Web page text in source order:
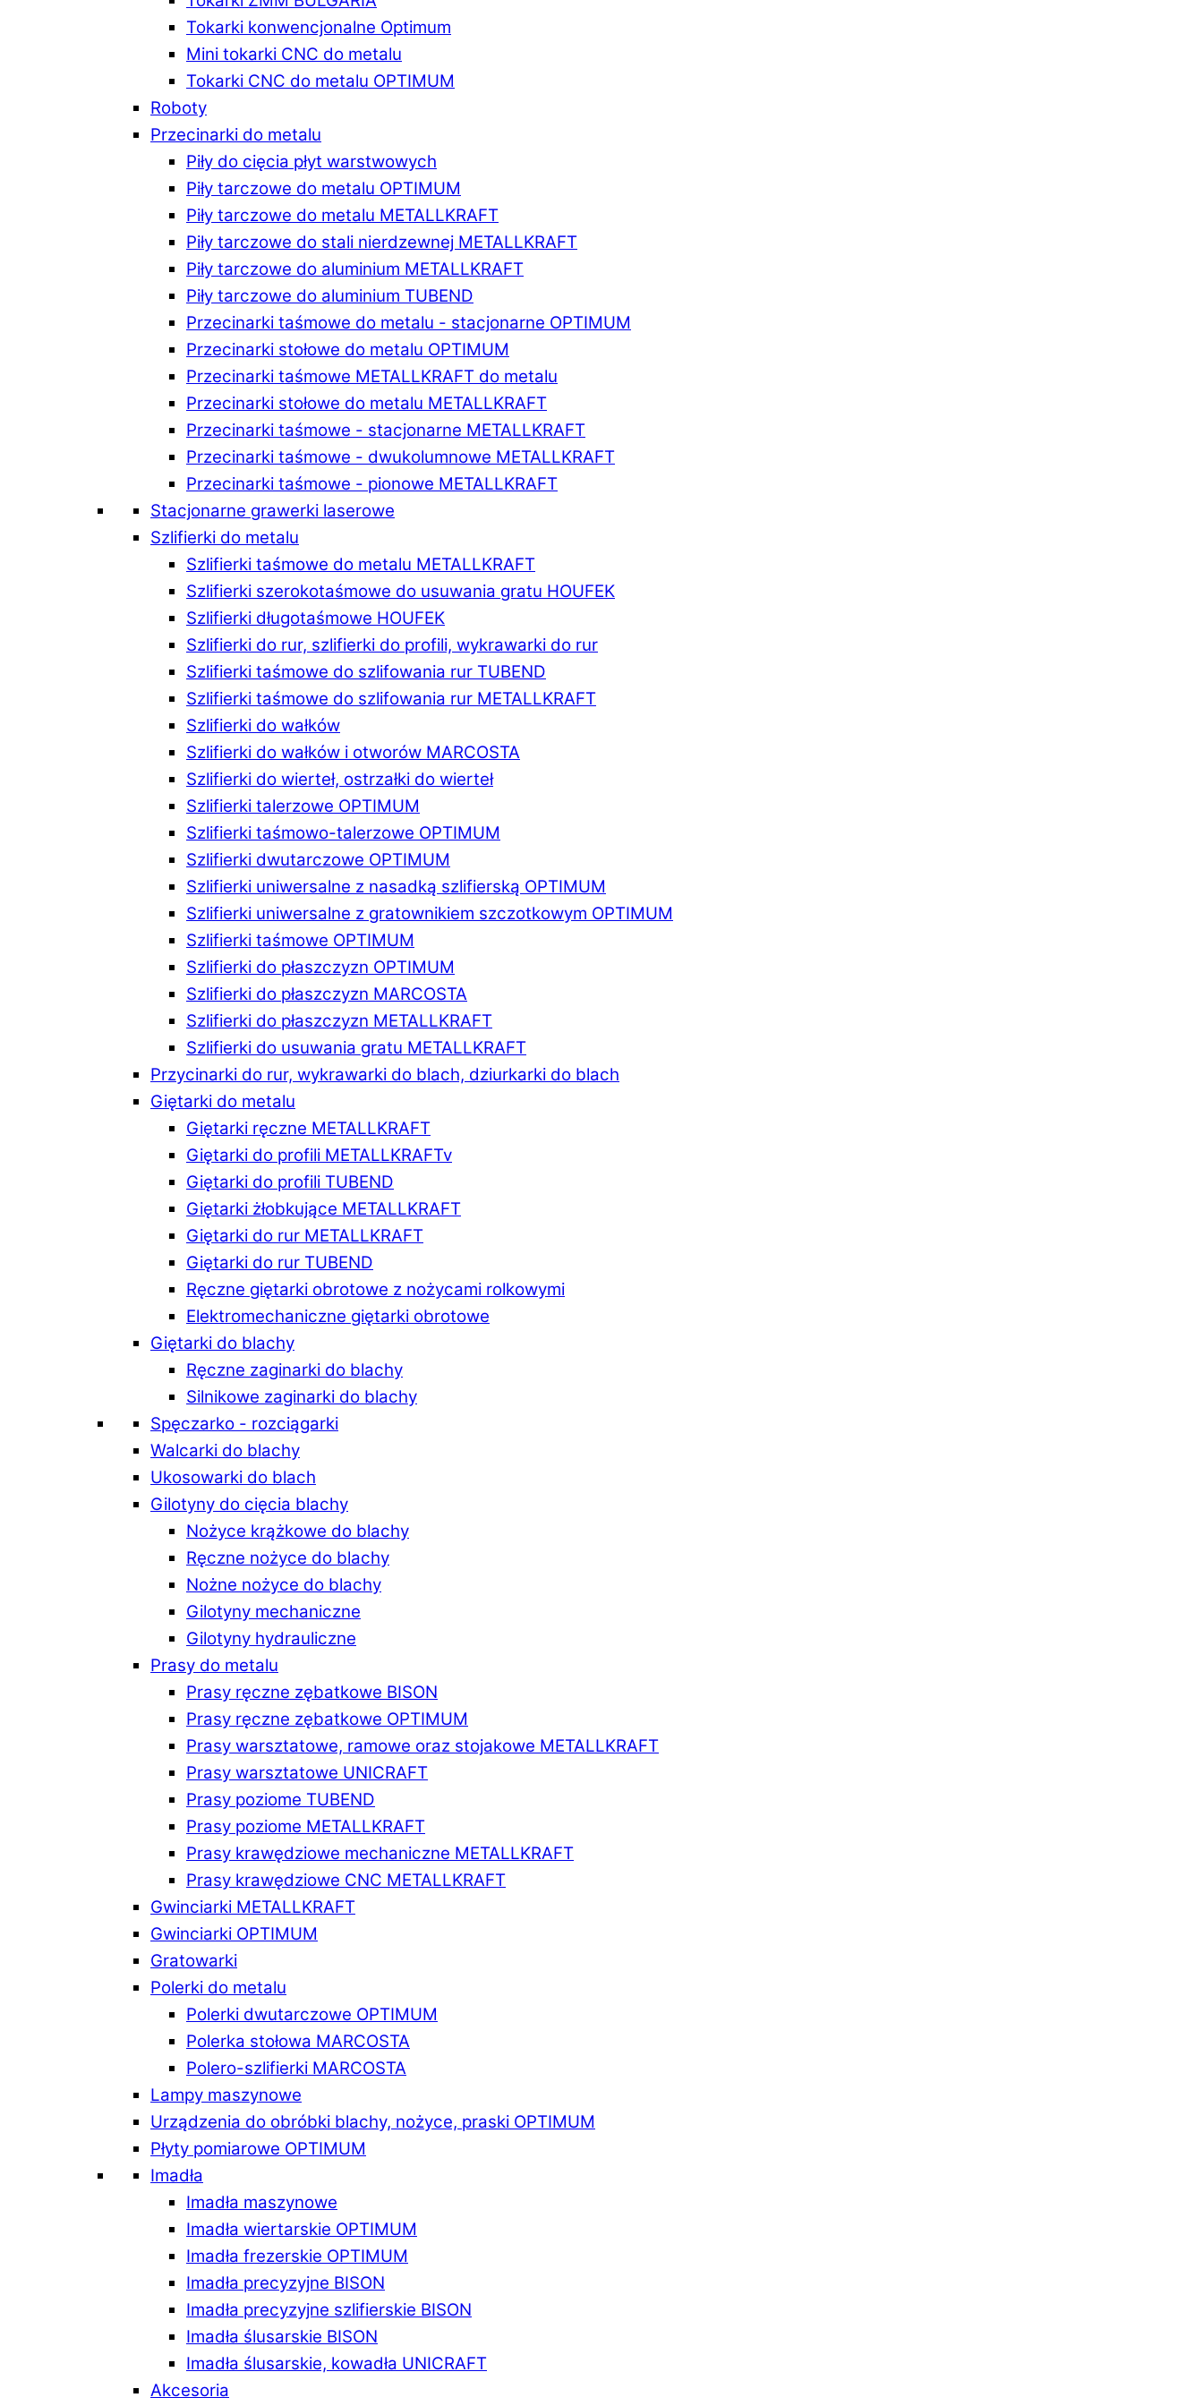
Tokarki konwencjonalne Optimum
Mini tokarki CNC do metalu
Tokarki CNC do metalu OPTIMUM
Roboty
Przecinarki do metalu
Piły do cięcia płyt warstwowych
Piły tarczowe do metalu OPTIMUM
Piły tarczowe do metalu METALLKRAFT
Piły tarczowe do stali nierdzewnej METALLKRAFT
Piły tarczowe do aluminium METALLKRAFT
Piły tarczowe do aluminium TUBEND
Przecinarki taśmowe do metalu - stacjonarne OPTIMUM
Przecinarki stołowe do metalu OPTIMUM
Przecinarki taśmowe METALLKRAFT do metalu
Przecinarki stołowe do metalu METALLKRAFT
Przecinarki taśmowe - stacjonarne METALLKRAFT
Przecinarki taśmowe - dwukolumnowe METALLKRAFT
Przecinarki taśmowe - pionowe METALLKRAFT
Stacjonarne grawerki laserowe
Szlifierki do metalu
Szlifierki taśmowe do metalu METALLKRAFT
Szlifierki szerokotaśmowe do usuwania gratu HOUFEK
Szlifierki długotaśmowe HOUFEK
Szlifierki do rur, szlifierki do profili, wykrawarki do rur
Szlifierki taśmowe do szlifowania rur TUBEND
Szlifierki taśmowe do szlifowania rur METALLKRAFT
Szlifierki do wałków
Szlifierki do wałków i otworów MARCOSTA
Szlifierki do wierteł, ostrzałki do wierteł
Szlifierki talerzowe OPTIMUM
Szlifierki taśmowo-talerzowe OPTIMUM
Szlifierki dwutarczowe OPTIMUM
Szlifierki uniwersalne z nasadką szlifierską OPTIMUM
Szlifierki uniwersalne z gratownikiem szczotkowym OPTIMUM
Szlifierki taśmowe OPTIMUM
Szlifierki do płaszczyzn OPTIMUM
Szlifierki do płaszczyzn MARCOSTA
Szlifierki do płaszczyzn METALLKRAFT
Szlifierki do usuwania gratu METALLKRAFT
Przycinarki do rur, wykrawarki do blach, dziurkarki do blach
Giętarki do metalu
Giętarki ręczne METALLKRAFT
Giętarki do profili METALLKRAFTv
Giętarki do profili TUBEND
Giętarki żłobkujące METALLKRAFT
Giętarki do rur METALLKRAFT
Giętarki do rur TUBEND
Ręczne giętarki obrotowe z nożycami rolkowymi
Elektromechaniczne giętarki obrotowe
Giętarki do blachy
Ręczne zaginarki do blachy
Silnikowe zaginarki do blachy
Spęczarko - rozciągarki
Walcarki do blachy
Ukosowarki do blach
Gilotyny do cięcia blachy
Nożyce krążkowe do blachy
Ręczne nożyce do blachy
Nożne nożyce do blachy
Gilotyny mechaniczne
Gilotyny hydrauliczne
Prasy do metalu
Prasy ręczne zębatkowe BISON
Prasy ręczne zębatkowe OPTIMUM
Prasy warsztatowe, ramowe oraz stojakowe METALLKRAFT
Prasy warsztatowe UNICRAFT
Prasy poziome TUBEND
Prasy poziome METALLKRAFT
Prasy krawędziowe mechaniczne METALLKRAFT
Prasy krawędziowe CNC METALLKRAFT
Gwinciarki METALLKRAFT
Gwinciarki OPTIMUM
Gratowarki
Polerki do metalu
Polerki dwutarczowe OPTIMUM
Polerka stołowa MARCOSTA
Polero-szlifierki MARCOSTA
Lampy maszynowe
Urządzenia do obróbki blachy, nożyce, praski OPTIMUM
Płyty pomiarowe OPTIMUM
Imadła
Imadła maszynowe
Imadła wiertarskie OPTIMUM
Imadła frezerskie OPTIMUM
Imadła precyzyjne BISON
Imadła precyzyjne szlifierskie BISON
Imadła ślusarskie BISON
Imadła ślusarskie, kowadła UNICRAFT
Akcesoria